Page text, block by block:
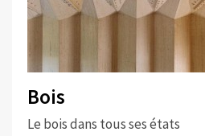
Bois
Le bois dans tous ses états